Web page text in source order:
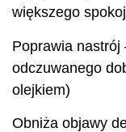
większego
Poprawia
odczuwanego
olejkiem)
Obniża objawy